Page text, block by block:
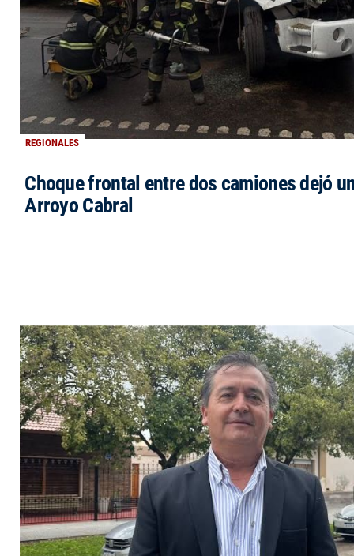
REGIONALES
Choque frontal entre dos camiones dejó
Arroyo Cabral